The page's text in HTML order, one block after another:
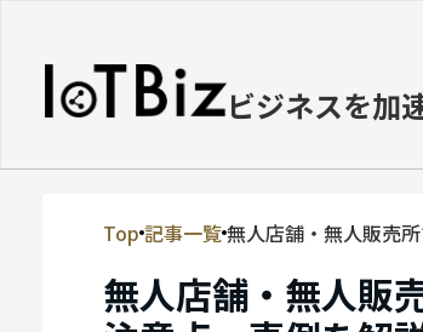
ビジネスを加
MVNE
エッジ
Top 記事一覧無人店舗・無人販売
無人店舗・無人販